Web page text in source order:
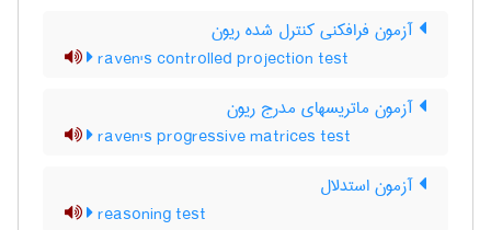
آزمون فرافکنی کنترل شده ریون
raven's controlled projection test
آزمون ماتریسهای مدرج ریون
raven's progressive matrices test
آزمون استدلال
reasoning test